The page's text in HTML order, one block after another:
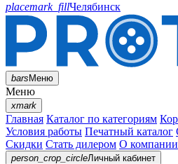
placemark_fillЧелябинск
barsМеню
Меню
xmark
Главная Каталог по категориям
Условия работы Печатный каталог
Скидки Стать дилером О компании
person_crop_circleЛичный кабинет